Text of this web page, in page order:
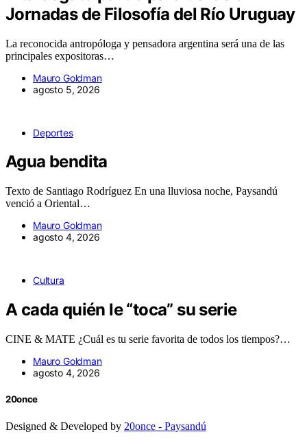
Jornadas de Filosofía del Río Uruguay
La reconocida antropóloga y pensadora argentina será una de las
principales expositoras…
Mauro Goldman
agosto 5, 2026
Deportes
Agua bendita
Texto de Santiago Rodríguez En una lluviosa noche, Paysandú
venció a Oriental…
Mauro Goldman
agosto 4, 2026
Cultura
A cada quién le “toca” su serie
CINE & MATE ¿Cuál es tu serie favorita de todos los tiempos?…
Mauro Goldman
agosto 4, 2026
20once
Designed & Developed by 20once - Paysandú